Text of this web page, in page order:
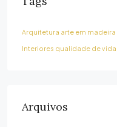
Arquitetura arte em madeira
Interiores qualidade de vida
Arquivos